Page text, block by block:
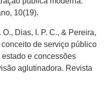
10(19).
Dias, I. P. C., & Pereira,
conceito de serviço público
e concessões
aglutinadora. Revista